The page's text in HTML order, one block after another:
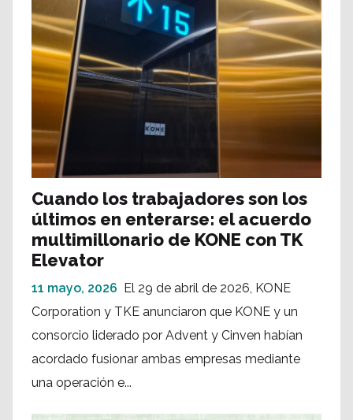
Cuando los trabajadores son los
últimos en enterarse: el acuerdo
multimillonario de KONE con TK
Elevator
11 mayo, 2026 El 29 de abril de 2026, KONE
Corporation y TKE anunciaron que KONE y un
consorcio liderado por Advent y Cinven habían
acordado fusionar ambas empresas mediante
una operación e...